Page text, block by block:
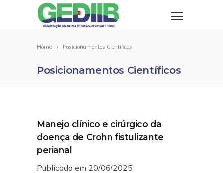
Home Posicionamentos Científicos
Posicionamentos Científicos
Manejo clínico e cirúrgico da
doença de Crohn fistulizante
perianal
Publicado em 20/06/2025